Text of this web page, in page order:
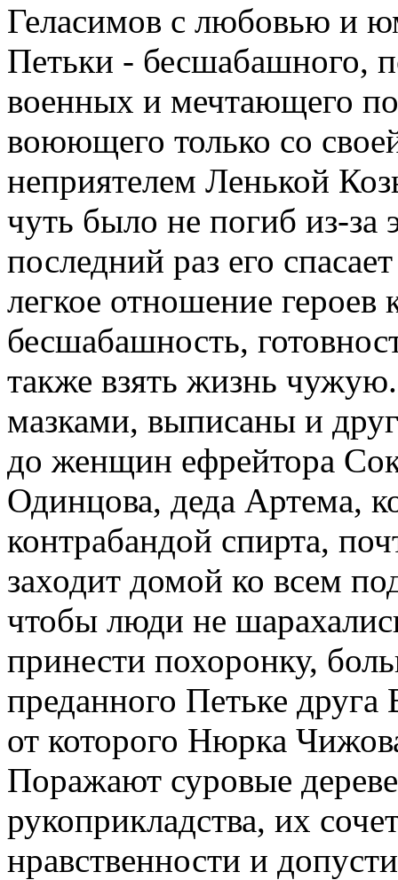
Геласимов с любовью и
Петьки - бесшабашного,
военных и мечтающего
воюющего только со
неприятелем Ленькой
чуть было не погиб из-за
последний раз его
легкое отношение
бесшабашность,
также взять жизнь
мазками, выписаны и
до женщин ефрейтора
Одинцова, деда Артема,
контрабандой спирта,
заходит домой ко всем
чтобы люди не
принести похоронку,
преданного Петьке
от которого Нюрка
Поражают суровые
рукоприкладства, их
нравственности и